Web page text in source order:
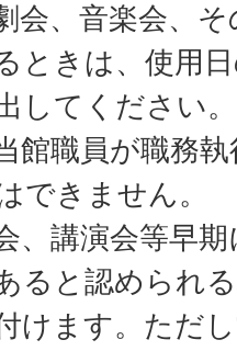
会、音楽会、
ときは、使用
してください。
館職員が職務
できません。
、講演会等早
ると認められ
けます。ただ